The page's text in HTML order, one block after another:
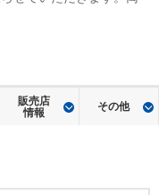
販売店
情報 その他